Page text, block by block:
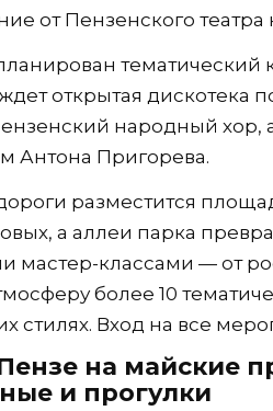
от Пензенского театра
тематический
открытая дискотека
народный хор,
Антона Пригорева.
разместится
а аллеи парка
мастер-классами — от
более 10
стилях. Вход на все
на майские
и прогулки